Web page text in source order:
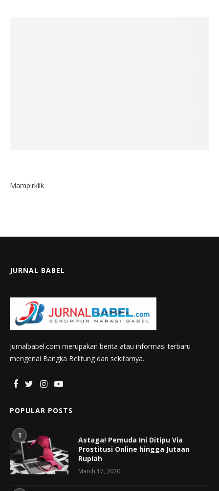
Mampirklik
JURNAL BABEL
Jurnalbabel.com merupakan berita atau informasi terbaru
mengenai Bangka Belitung dan sekitarnya.
POPULAR POSTS
1
Astaga! Pemuda Ini Ditipu Via
Prostitusi Online hingga Jutaan
Rupiah
March 17, 2020